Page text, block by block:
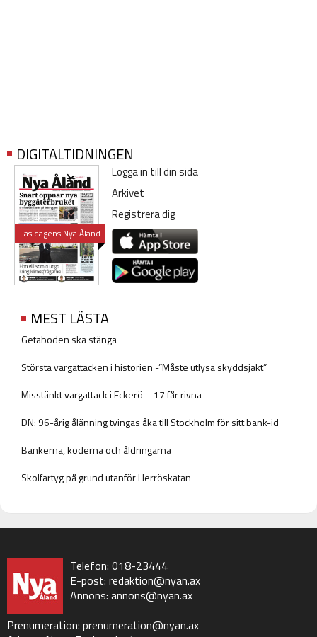
DIGITALTIDNINGEN
Läs dagens Nya Åland
Logga in till din sida
Arkivet
Registrera dig
MEST LÄSTA
Getaboden ska stänga
Största vargattacken i historien -”Måste utlysa skyddsjakt”
Misstänkt vargattack i Eckerö – 17 får rivna
DN: 96-årig ålänning tvingas åka till Stockholm för sitt bank-id
Bankerna, koderna och åldringarna
Skolfartyg på grund utanför Herröskatan
Telefon: 018-23444
E-post: redaktion@nyan.ax
Annons: annons@nyan.ax
Prenumeration: prenumeration@nyan.ax